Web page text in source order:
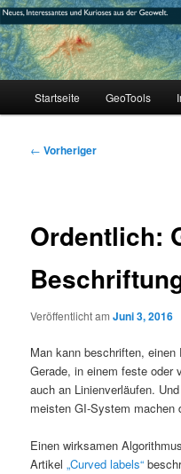
Zum
primären
Inhalt
springen#geoObserver
mikeE's GeoBlog
Startseite GeoTools
Beitragsnavigation
← Vorheriger
Ordentlich:
Veröffentlicht amJuni 3, 2016
Man kann beschriften,
Gerade, in einem feste
auch an Linienverläufen.
meisten GI-System machen
Einen wirksamen
Artikel„Curved labels“